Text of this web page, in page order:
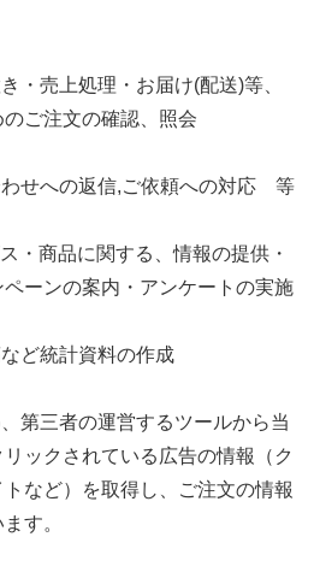
・売上処理・お届け(配送)等、
ご注文の確認、照会
わせへの返信,ご依頼への対応 等
・商品に関する、情報の提供・
ーンの案内・アンケートの実施
ど統計資料の作成
第三者の運営するツールから当
ックされている広告の情報（ク
など）を取得し、ご注文の情報
す。